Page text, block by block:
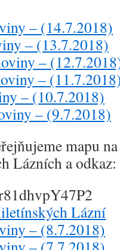
– (14.7.2018)
– (13.7.2018)
–
–
– (10.7.2018)
– (9.7.2018)
mapu
Lázních a odkaz:
Lázní
– (8.7.2018)